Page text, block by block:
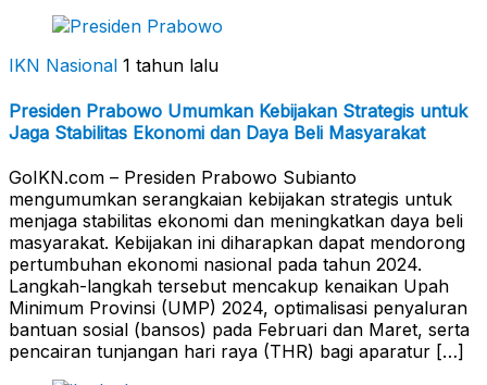
IKN Nasional 1 tahun lalu
Presiden Prabowo Umumkan Kebijakan Strategis untuk
Jaga Stabilitas Ekonomi dan Daya Beli Masyarakat
GoIKN.com – Presiden Prabowo Subianto
mengumumkan serangkaian kebijakan strategis untuk
menjaga stabilitas ekonomi dan meningkatkan daya beli
masyarakat. Kebijakan ini diharapkan dapat mendorong
pertumbuhan ekonomi nasional pada tahun 2024.
Langkah-langkah tersebut mencakup kenaikan Upah
Minimum Provinsi (UMP) 2024, optimalisasi penyaluran
bantuan sosial (bansos) pada Februari dan Maret, serta
pencairan tunjangan hari raya (THR) bagi aparatur […]